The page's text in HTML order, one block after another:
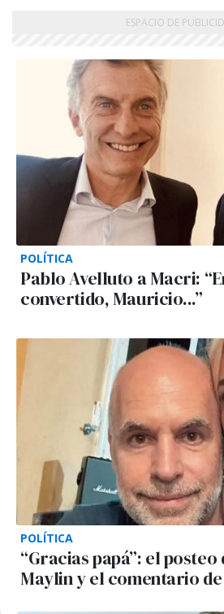
POLÍTICA
Pablo Avelluto a Macri:
convertido, Mauricio...”
POLÍTICA
“Gracias papá”: el
Maylin y el comentario